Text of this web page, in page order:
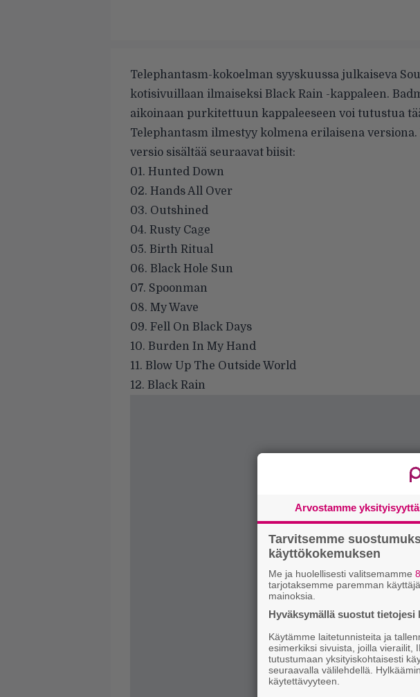
Telephantasm-kokoelman syyskuussa julkaiseva
kotisivuillaan ilmaiseksi Black Rain -kappaleen.
aikoinaan purkitettuun kappaleeseen voi tutustua
Telephantasm ilmestyy kolmena erilaisena
versio sisältää seuraavat biisit:
01. Hunted Down
02. Hands All Over
03. Outshined
04. Rusty Cage
05. Birth Ritual
06. Black Hole Sun
07. Spoonman
08. My Wave
09. Fell On Black Days
10. Burden In My Hand
11. Blow Up The Outside World
12. Black Rain
Arvostamme
Tarvitsemme
käyttökokemuksen
Me ja huolellisesti valitsemamme
tarjotaksemme paremman
mainoksia.
Hyväksymällä suostut tietojesi
Käytämme laitetunnisteita ja
esimerkiksi sivuista, joilla vierailit,
tutustumaan yksityiskohtaisesti
seuraavalla välilehdellä.
käytettävyyteen.